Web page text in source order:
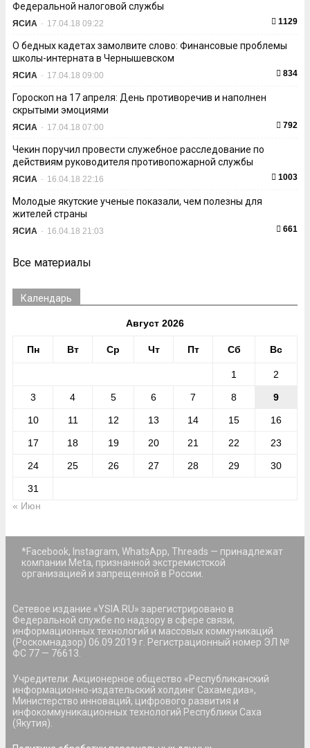
Федеральной налоговой службы
ЯСИА - 17.04.18 09:22 1129
О бедных кадетах замолвите слово: Финансовые проблемы
школы-интерната в Чернышевском
ЯСИА - 17.04.18 09:00 834
Гороскоп на 17 апреля: День противоречив и наполнен
скрытыми эмоциями
ЯСИА - 17.04.18 07:00 792
Чекин поручил провести служебное расследование по
действиям руководителя противопожарной службы
ЯСИА - 16.04.18 22:16 1003
Молодые якутские ученые показали, чем полезны для
жителей страны
ЯСИА - 16.04.18 21:03 661
Все материалы
Календарь
Август 2026
Пн Вт Ср Чт Пт Сб Вс
1 2
3 4 5 6 7 8 9
10 11 12 13 14 15 16
17 18 19 20 21 22 23
24 25 26 27 28 29 30
31
« Июн
*Facebook, Instagram, WhatsApp, Threads — принадлежат
компании Meta, признанной экстремистской
организацией и запрещенной в России.
Сетевое издание «YSIA.RU» зарегистрировано в
Федеральной службе по надзору в сфере связи,
информационных технологий и массовых коммуникаций
(Роскомнадзор) 06.09.2019 г. Регистрационный номер ЭЛ №
ФС 77 — 76613.
Учредители: Акционерное общество «Республиканский
информационно-издательский холдинг Сахамедиа»,
Министерство инноваций, цифрового развития и
инфокоммуникационных технологий Республики Саха
(Якутия).